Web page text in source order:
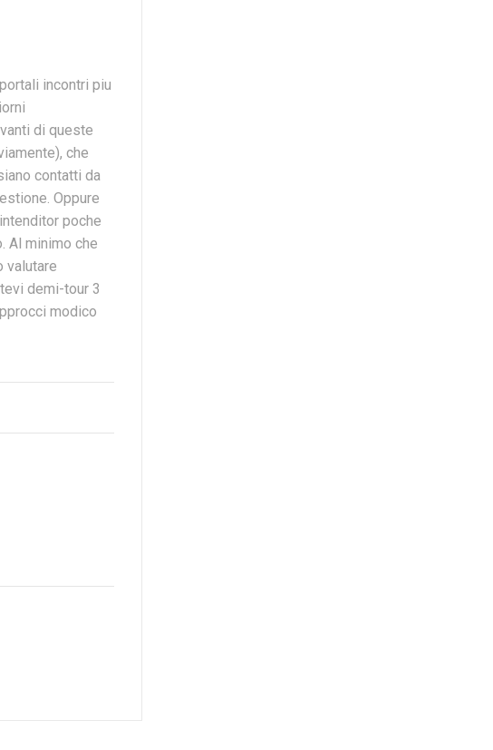
incontri piu
di queste
che
contatti da
Oppure
poche
Al minimo che
valutare
demi-tour 3
modico